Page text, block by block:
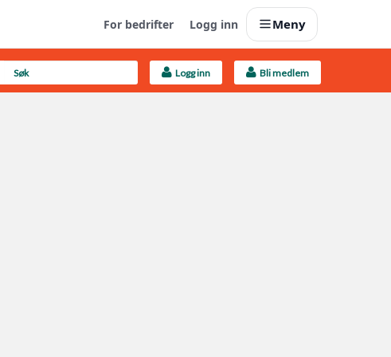
For bedrifter Logg inn Meny
Last opp selv Logg inn Bli medlem